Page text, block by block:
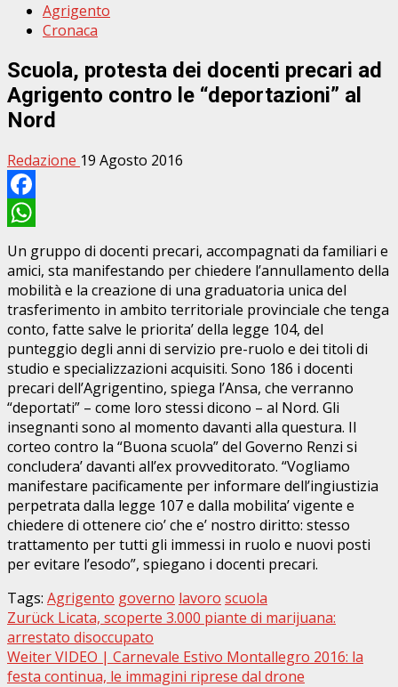
Agrigento
Cronaca
Scuola, protesta dei docenti precari ad
Agrigento contro le “deportazioni” al
Nord
Redazione 19 Agosto 2016
Facebook
WhatsApp
Un gruppo di docenti precari, accompagnati da familiari e
amici, sta manifestando per chiedere l’annullamento della
mobilità e la creazione di una graduatoria unica del
trasferimento in ambito territoriale provinciale che tenga
conto, fatte salve le priorita’ della legge 104, del
punteggio degli anni di servizio pre-ruolo e dei titoli di
studio e specializzazioni acquisiti. Sono 186 i docenti
precari dell’Agrigentino, spiega l’Ansa, che verranno
“deportati” – come loro stessi dicono – al Nord. Gli
insegnanti sono al momento davanti alla questura. Il
corteo contro la “Buona scuola” del Governo Renzi si
concludera’ davanti all’ex provveditorato. “Vogliamo
manifestare pacificamente per informare dell’ingiustizia
perpetrata dalla legge 107 e dalla mobilita’ vigente e
chiedere di ottenere cio’ che e’ nostro diritto: stesso
trattamento per tutti gli immessi in ruolo e nuovi posti
per evitare l’esodo”, spiegano i docenti precari.
Tags: Agrigento governo lavoro scuola
Beitragsnavigation
Zurück Licata, scoperte 3.000 piante di marijuana:
arrestato disoccupato
WeiterVIDEO | Carnevale Estivo Montallegro 2016: la
festa continua, le immagini riprese dal drone